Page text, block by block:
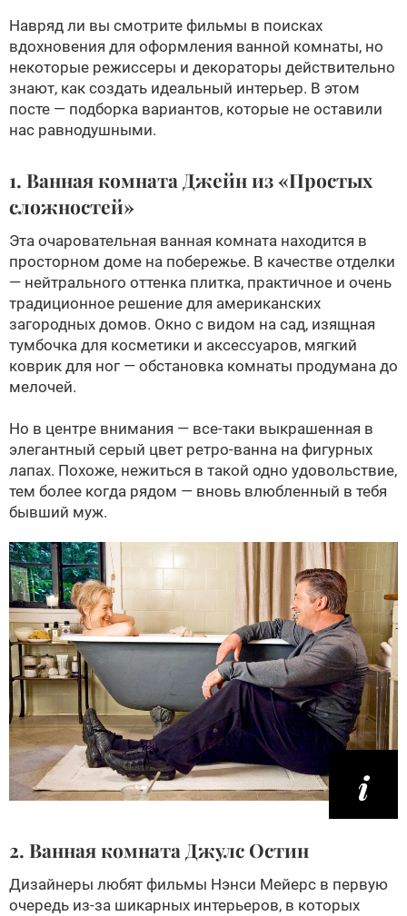
Навряд ли вы смотрите фильмы в поисках
вдохновения для оформления ванной комнаты, но
некоторые режиссеры и декораторы действительно
знают, как создать идеальный интерьер. В этом
посте — подборка вариантов, которые не оставили
нас равнодушными.
1. Ванная комната Джейн из «Простых
сложностей»
Эта очаровательная ванная комната находится в
просторном доме на побережье. В качестве отделки
— нейтрального оттенка плитка, практичное и очень
традиционное решение для американских
загородных домов. Окно с видом на сад, изящная
тумбочка для косметики и аксессуаров, мягкий
коврик для ног — обстановка комнаты продумана до
мелочей.
Но в центре внимания — все-таки выкрашенная в
элегантный серый цвет ретро-ванна на фигурных
лапах. Похоже, нежиться в такой одно удовольствие,
тем более когда рядом — вновь влюбленный в тебя
бывший муж.
2. Ванная комната Джулс Остин
Дизайнеры любят фильмы Нэнси Мейерс в первую
очередь из-за шикарных интерьеров, в которых